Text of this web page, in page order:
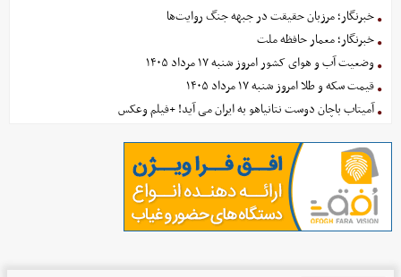
خبرنگار؛ مرزبان حقیقت در جبهه جنگ روایت‌ها
خبرنگار؛ معمار حافظه ملت
وضعیت آب و هوای کشور امروز شنبه ۱۷ مرداد ۱۴۰۵
قیمت سکه و طلا امروز شنبه ۱۷ مرداد ۱۴۰۵
آمیتاب باچان دوست نتانیاهو به ایران می آید! +فیلم وعکس